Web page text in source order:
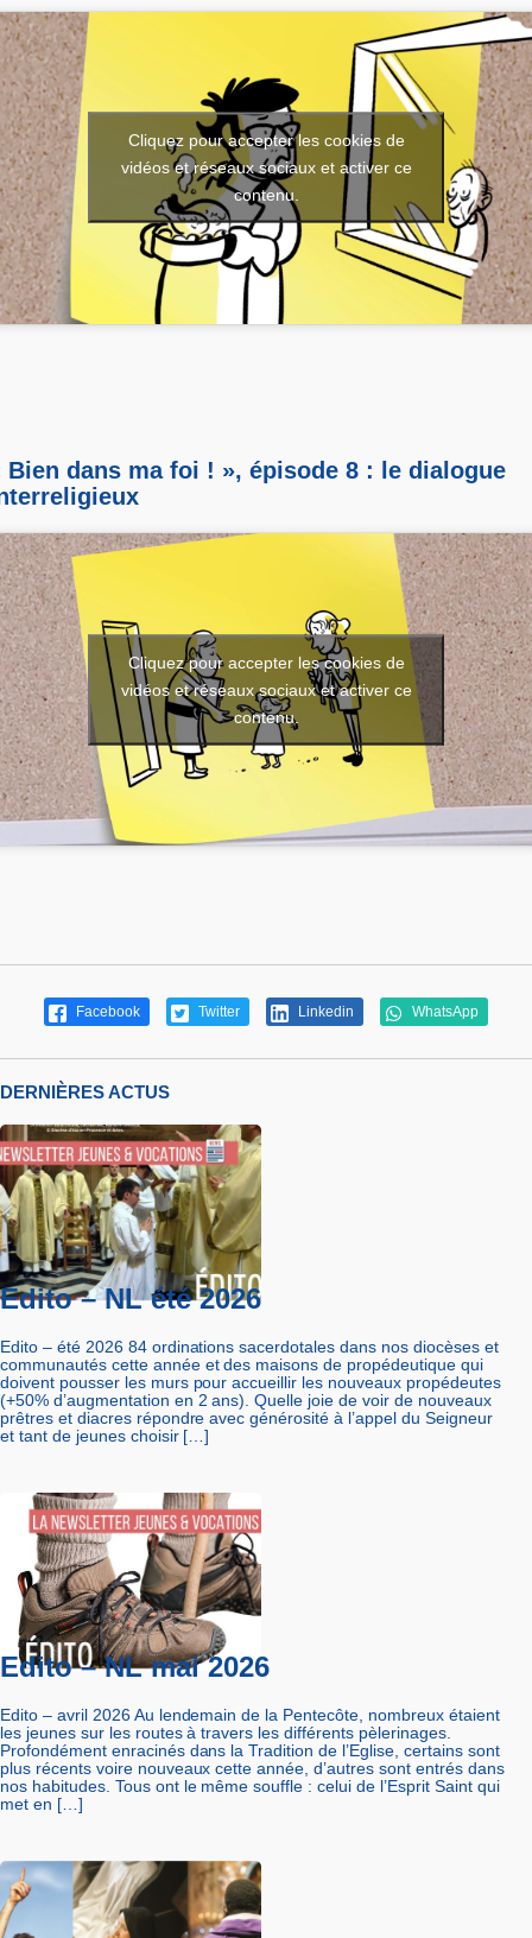
Cliquez pour accepter les cookies de
vidéos et réseaux sociaux et activer ce
contenu.
Bien dans ma foi ! », épisode 8 : le dialogue
Cliquez pour accepter les cookies de
vidéos et réseaux sociaux et activer ce
contenu.
Facebook Twitter Linkedin WhatsApp
DERNIÈRES ACTUS
Edito – NL été 2026
Edito – été 2026 84 ordinations sacerdotales dans nos diocèses et
communautés cette année et des maisons de propédeutique qui
doivent pousser les murs pour accueillir les nouveaux propédeutes
(+50% d’augmentation en 2 ans). Quelle joie de voir de nouveaux
prêtres et diacres répondre avec générosité à l’appel du Seigneur
et tant de jeunes choisir […]
Edito – NL mai 2026
Edito – avril 2026 Au lendemain de la Pentecôte, nombreux étaient
les jeunes sur les routes à travers les différents pèlerinages.
Profondément enracinés dans la Tradition de l’Eglise, certains sont
plus récents voire nouveaux cette année, d’autres sont entrés dans
nos habitudes. Tous ont le même souffle : celui de l’Esprit Saint qui
met en […]